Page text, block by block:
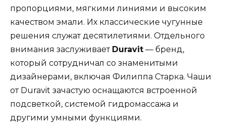
пропорциями, мягкими линиями и высоким
качеством эмали. Их классические чугунные
решения служат десятилетиями. Отдельного
внимания заслуживает Duravit — бренд,
который сотрудничал со знаменитыми
дизайнерами, включая Филиппа Старка. Чаши
от Duravit зачастую оснащаются встроенной
подсветкой, системой гидромассажа и
другими умными функциями.